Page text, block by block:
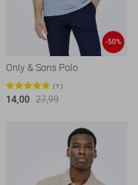
-50%
Only & Sons Polo
1
14,00 27,99